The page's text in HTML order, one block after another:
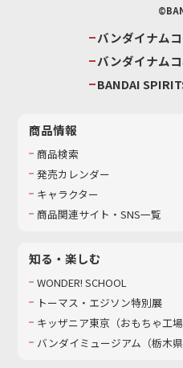
バンダイナム
バンダイナム
BANDAI
商品情報
商品検索
発売カレンダー
キャラクター
商品関連サイト・SNS一覧
知る・楽しむ
WONDER! SCHOOL
トーマス・エジソン特別展
キッザニア東京（おもちゃ工場
バンダイミュージアム（栃木県